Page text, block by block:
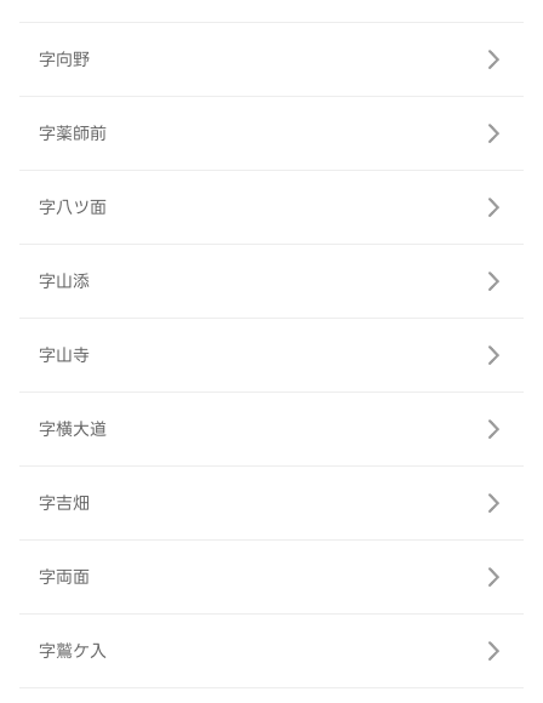
字向野
字薬師前
字八ツ面
字山添
字山寺
字横大道
字吉畑
字両面
字鷲ケ入